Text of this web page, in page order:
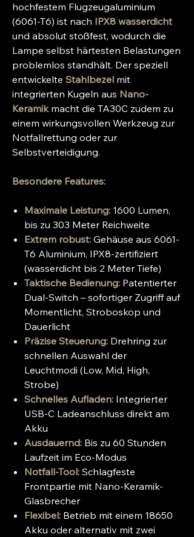
hochfestem Flugzeugaluminium
(6061-T6) ist nach IPX8 wasserdicht
und absolut stoßfest, wodurch die
Lampe selbst härtesten Belastungen
problemlos standhält. Der speziell
entwickelte Stahlbezel mit
integrierten Kugeln aus Nano-
Keramikmacht die TA30C zudem zu
einem wirkungsvollen Werkzeug zur
Notfallrettung oder zur
Selbstverteidigung.
Besondere Features:
Maximale Leistung: 1600 Lumen,
bis zu 303 Meter Reichweite
Extrem robust: Gehäuse aus 6061-
T6 Aluminium, IPX8-zertifiziert
(wasserdicht bis 2 Meter Tiefe)
Taktische Bedienung: Patentierter
Dual-Switch – sofortiger Zugriff auf
Momentlicht, Stroboskop und
Dauerlicht
Präzise Steuerung: Drehring zur
schnellen Auswahl der
Leuchtmodi (Low, Mid, High,
Strobe)
Schnelles Aufladen: Integrierter
USB-C Ladeanschluss direkt am
Akku
Ausdauernd: Bis zu 60 Stunden
Laufzeit im Eco-Modus
Notfall-Tool: Schlagfeste
Frontpartie mit Nano-Keramik-
Glasbrecher
Flexibel: Betrieb mit einem 18650
Akku oder alternativ mit zwei